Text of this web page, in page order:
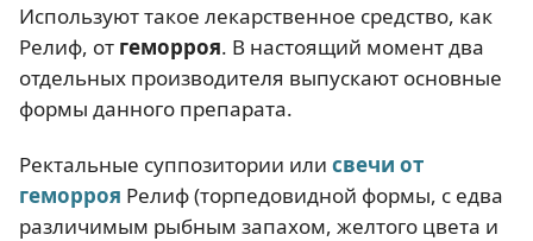
Используют такое лекарственное средство, как
Релиф, от геморроя. В настоящий момент два
отдельных производителя выпускают основные
формы данного препарата.
Ректальные суппозитории или свечи от
геморроя Релиф (торпедовидной формы, с едва
различимым рыбным запахом, желтого цвета и